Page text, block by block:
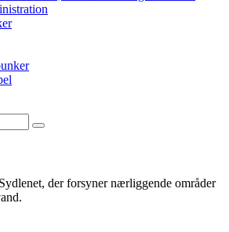
der forsyner nærliggende områder